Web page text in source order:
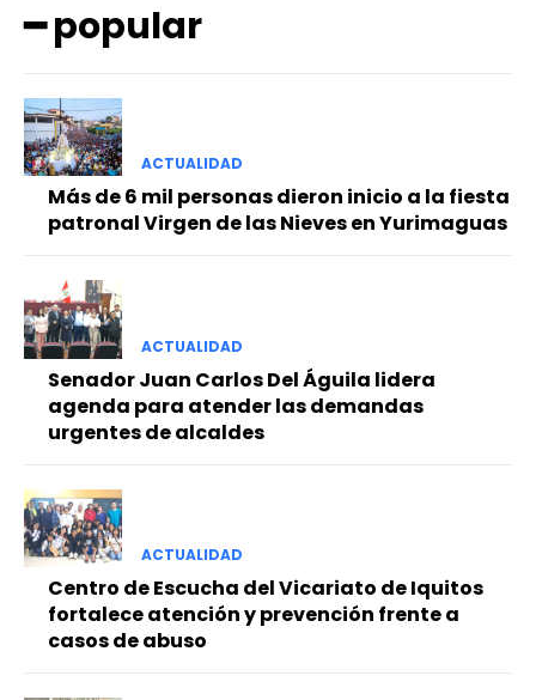
━ popular
ACTUALIDAD
Más de 6 mil personas dieron inicio a la fiesta
patronal Virgen de las Nieves en Yurimaguas
ACTUALIDAD
Senador Juan Carlos Del Águila lidera
agenda para atender las demandas
urgentes de alcaldes
ACTUALIDAD
Centro de Escucha del Vicariato de Iquitos
fortalece atención y prevención frente a
casos de abuso